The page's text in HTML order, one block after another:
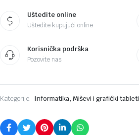
Uštedite online
Uštedite kupujući online
Korisnička podrška
Pozovite nas
Kategorije: Informatika, Miševi i grafički tableti